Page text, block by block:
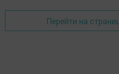
Перейти на